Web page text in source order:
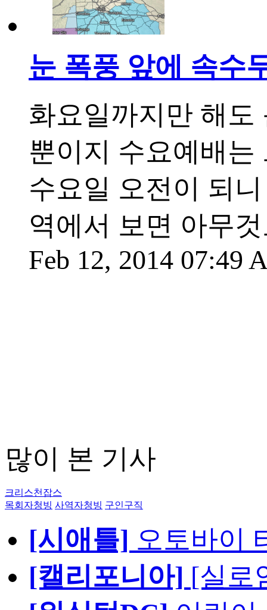
눈 폭풍 앞에 속수
화요일까지만 해도
뿐이지 수요예배는
수요일 오전이 되
역에서 보면 아무
Feb 12, 2014 07:49
많이 본 기사
크리스천잡스
목회자청빙 사역자청빙 구인구직
[시애틀] 오토바이
[캘리포니아] [실로